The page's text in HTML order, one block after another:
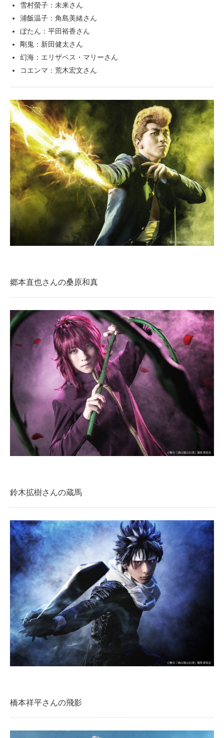
雪村螢子：未来さん
浦飯温子：角島美緒さん
ぼたん：平田裕香さん
剛鬼：新田健太さん
幻海：エリザベス・マリーさん
コエンマ：荒木宏文さん
郷本直也さんの桑原和真
鈴木拡樹さんの蔵馬
橋本祥平さんの飛影